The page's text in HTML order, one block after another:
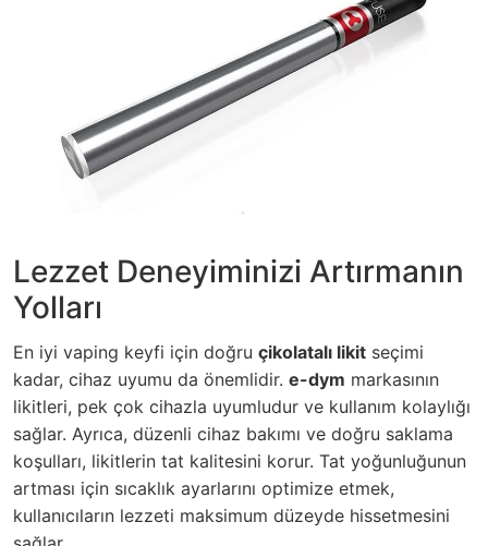
Lezzet Deneyiminizi Artırmanın
Yolları
En iyi vaping keyfi için doğru çikolatalı likit seçimi
kadar, cihaz uyumu da önemlidir. e-dym markasının
likitleri, pek çok cihazla uyumludur ve kullanım kolaylığı
sağlar. Ayrıca, düzenli cihaz bakımı ve doğru saklama
koşulları, likitlerin tat kalitesini korur. Tat yoğunluğunun
artması için sıcaklık ayarlarını optimize etmek,
kullanıcıların lezzeti maksimum düzeyde hissetmesini